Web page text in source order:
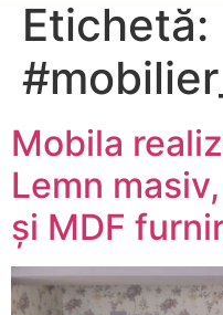
Etichetă:
Mobila
Lemn
și MDF